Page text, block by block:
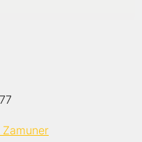
Zamuner